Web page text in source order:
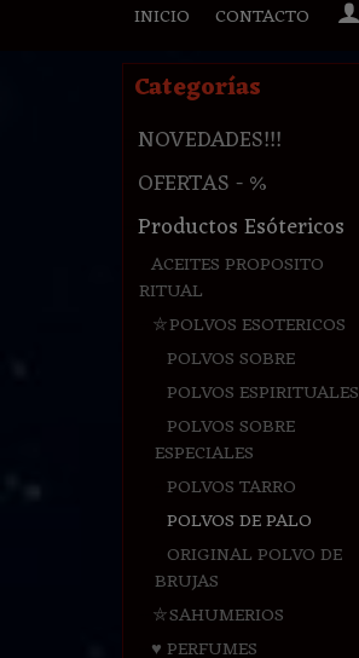
INICIO CONTACTO
Categorías
NOVEDADES!!!
OFERTAS - %
Productos Esótericos
ACEITES PROPOSITO
RITUAL
⛤POLVOS ESOTERICOS
POLVOS SOBRE
POLVOS ESPIRITUALES
POLVOS SOBRE
ESPECIALES
POLVOS TARRO
POLVOS DE PALO
ORIGINAL POLVO DE
BRUJAS
⛤SAHUMERIOS
♥ PERFUMES